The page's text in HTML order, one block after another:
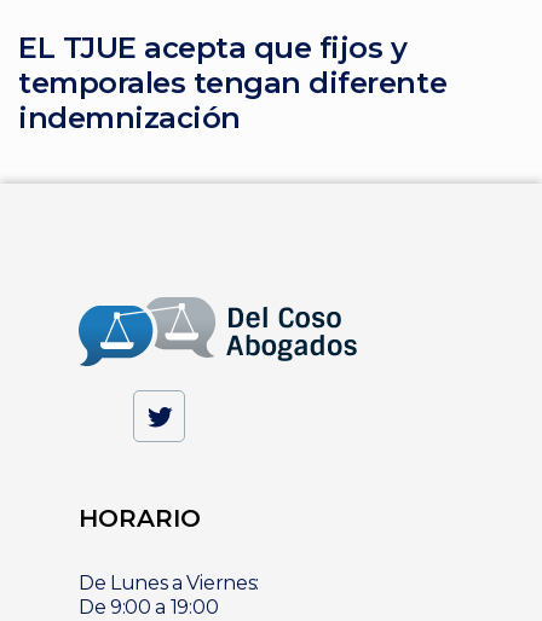
EL TJUE acepta que fijos y
temporales tengan diferente
indemnización
HORARIO
De Lunes a Viernes:
De 9:00 a 19:00